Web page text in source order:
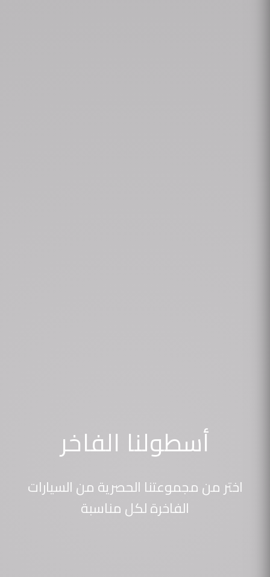
أسطولنا الفاخر
اختر من مجموعتنا الحصرية من السيارات
الفاخرة لكل مناسبة